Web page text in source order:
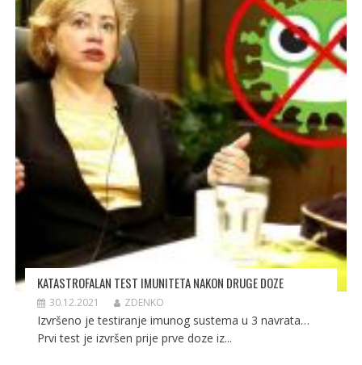
KATASTROFALAN TEST IMUNITETA NAKON DRUGE DOZE
30.12.2021 ZDENKO
Izvršeno je testiranje imunog sustema u 3 navrata…
Prvi test je izvršen prije prve doze iz...